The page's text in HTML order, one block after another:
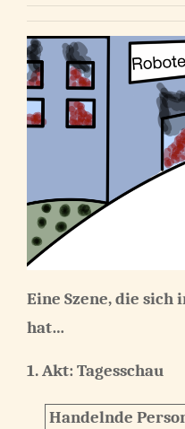
Eine Szene, die sich
hat…
1. Akt: Tagesschau
Handelnde